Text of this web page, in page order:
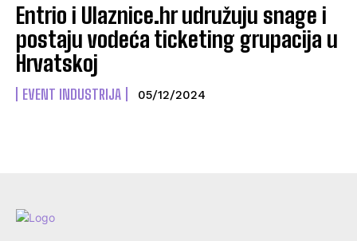
Entrio i Ulaznice.hr udružuju snage i
postaju vodeća ticketing grupacija u
Hrvatskoj
EVENT INDUSTRIJA 05/12/2024